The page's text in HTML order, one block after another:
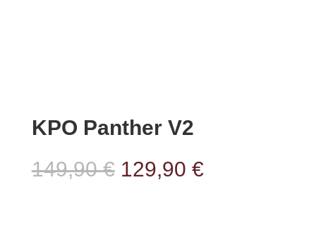
KPO Panther V2
149,90€ Ursprünglicher
129,90 €Aktueller